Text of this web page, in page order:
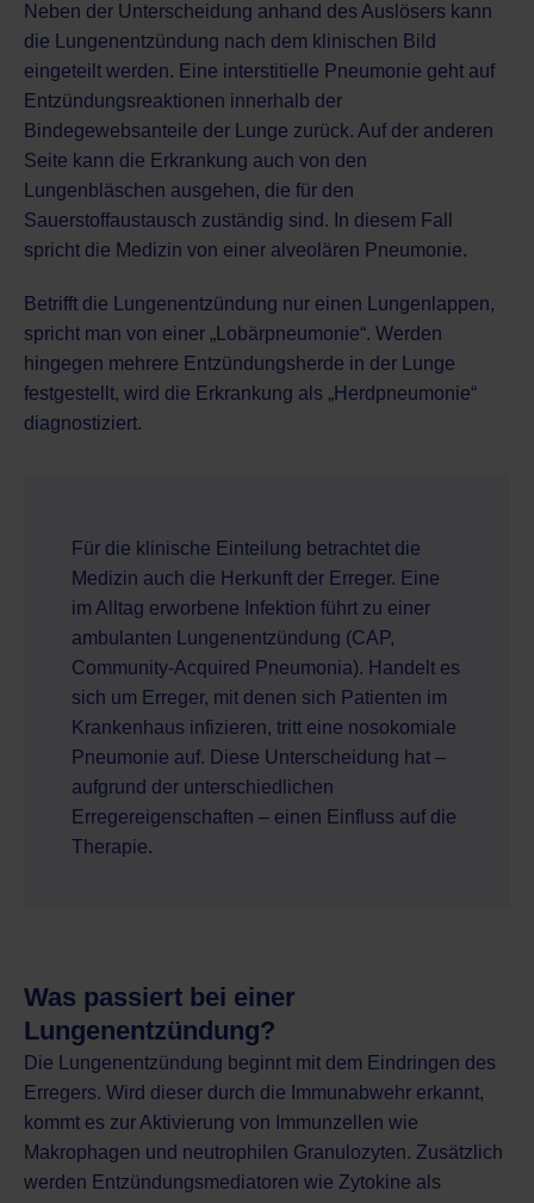
Neben der Unterscheidung anhand des Auslösers kann
die Lungenentzündung nach dem klinischen Bild
eingeteilt werden. Eine interstitielle Pneumonie geht auf
Entzündungsreaktionen innerhalb der
Bindegewebsanteile der Lunge zurück. Auf der anderen
Seite kann die Erkrankung auch von den
Lungenbläschen ausgehen, die für den
Sauerstoffaustausch zuständig sind. In diesem Fall
spricht die Medizin von einer alveolären Pneumonie.
Betrifft die Lungenentzündung nur einen Lungenlappen,
spricht man von einer „Lobärpneumonie“. Werden
hingegen mehrere Entzündungsherde in der Lunge
festgestellt, wird die Erkrankung als „Herdpneumonie“
diagnostiziert.
Für die klinische Einteilung betrachtet die
Medizin auch die Herkunft der Erreger. Eine
im Alltag erworbene Infektion führt zu einer
ambulanten Lungenentzündung (CAP,
Community-Acquired Pneumonia). Handelt es
sich um Erreger, mit denen sich Patienten im
Krankenhaus infizieren, tritt eine nosokomiale
Pneumonie auf. Diese Unterscheidung hat –
aufgrund der unterschiedlichen
Erregereigenschaften – einen Einfluss auf die
Therapie.
Was passiert bei einer
Lungenentzündung?
Die Lungenentzündung beginnt mit dem Eindringen des
Erregers. Wird dieser durch die Immunabwehr erkannt,
kommt es zur Aktivierung von Immunzellen wie
Makrophagen und neutrophilen Granulozyten. Zusätzlich
werden Entzündungsmediatoren wie Zytokine als